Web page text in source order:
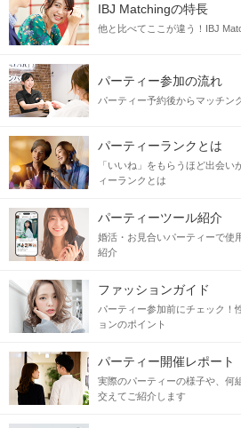
IBJ Matchingの特長
他と比べてここが違う！IBJ
パーティー参加の流れ
パーティー予約後からマッチン
パーティーランクとは
「いいね」をもらうほど出会
ィーランクとは
パーティーツール紹介
婚活・お見合いパーティーで使
紹介
ファッションガイド
パーティー参加前にチェック！
ョンのポイント
パーティー開催レポート
実際のパーティーの様子や、何
交えてご紹介します